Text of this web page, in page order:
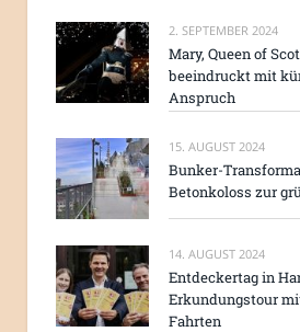
2. SEPTEMBER 2024
Mary, Queen of
beeindruckt mit
Anspruch
15. AUGUST 2024
Bunker-
Betonkoloss zur
14. AUGUST 2024
Entdeckertag in
Erkundungstour
Fahrten